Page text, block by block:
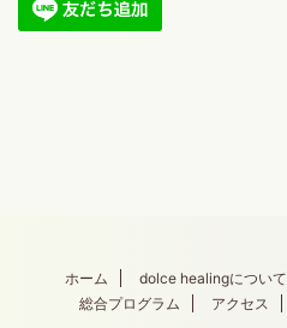
ホーム dolce healingについて
総合プログラム
アクセス